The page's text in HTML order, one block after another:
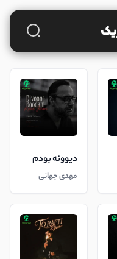
دیوونه بودم
مهدی جهانی